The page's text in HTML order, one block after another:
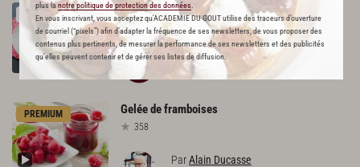
plus lanotre politique de protection des données
En vous inscrivant, vous acceptez qu'ACADEMIE DU GOUT utilise des traceurs d’ouverture
de courriel (“pixels”) afin d’adapter la fréquence de ses newsletters, de vous proposer des
contenus plus pertinents, de mesurer la performance de ses newsletters et des publicités
qu’elles peuvent contenir et de gérer ses listes de diffusion.
RECETTE OFFERTE ! Vacheringlacé
621
ParAcadémie du Goût
LA RÉDACTION
PREMIUM Geléedeframboises
358
ParAlain Ducasse